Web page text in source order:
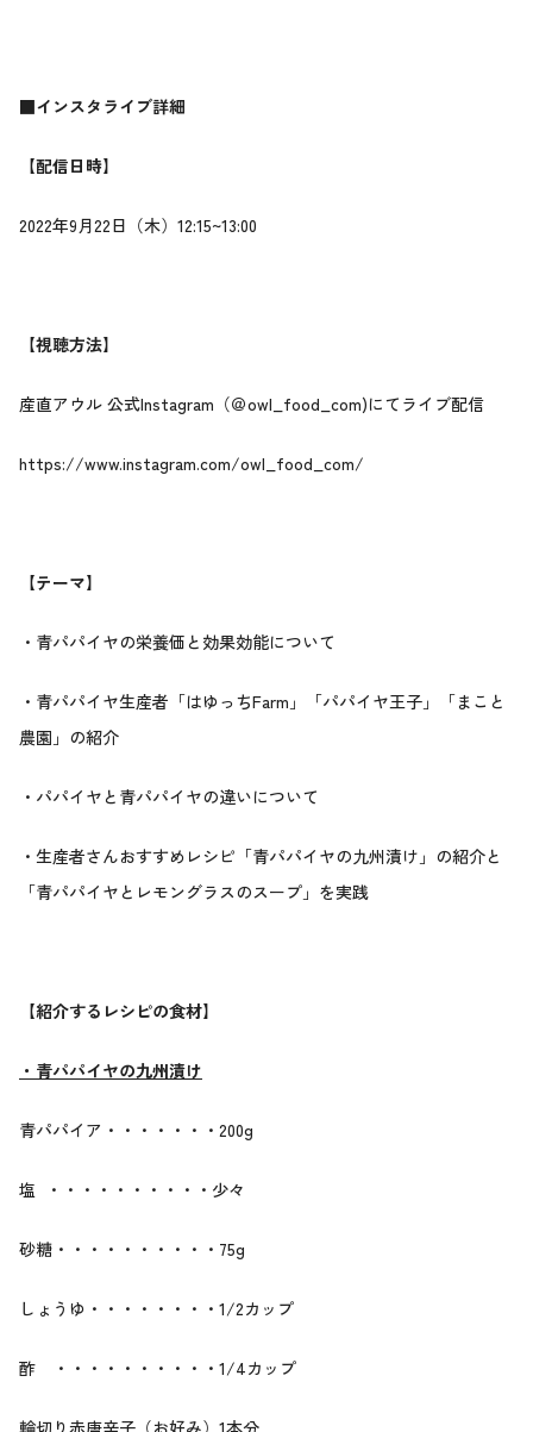
■インスタライブ詳細
【配信日時】
2022年9月22日（木）12:15~13:00
【視聴方法】
産直アウル 公式Instagram（＠owl_food_com)にてライブ配信
https://www.instagram.com/owl_food_com/
【テーマ】
・青パパイヤの栄養価と効果効能について
・青パパイヤ生産者「はゆっちFarm」「パパイヤ王子」「まこと
農園」の紹介
・パパイヤと青パパイヤの違いについて
・生産者さんおすすめレシピ「青パパイヤの九州漬け」の紹介と
「青パパイヤとレモングラスのスープ」を実践
【紹介するレシピの食材】
・青パパイヤの九州漬け
青パパイア・・・・・・・200g
塩 ・・・・・・・・・・少々
砂糖・・・・・・・・・・75g
しょうゆ・・・・・・・・1/2カップ
酢 ・・・・・・・・・・1/4カップ
輪切り赤唐辛子（お好み）1本分